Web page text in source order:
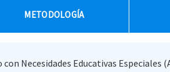
METODOLOGÍA
Necesidades Educativas Especiales